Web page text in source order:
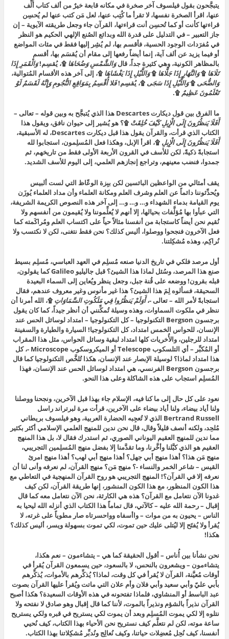
يتبجَّحون بقول فيلسوف آخر صخرة في مكانه قابعة خيرٌ من ألف كتاب أُلِّف
عنها، اقرأ الصخرة نفسها، لا تقرأ ما كُتِب عنها، لعل مَن كتب عنها لم يُحسِن
قراءتها كأنت أو كما تُحسِن أنت قراءتها، القرآن جاء وجعل طريقته الآيوية – إن
جاز التعبير – في التدليل على قدرة الله وبدائع الصُنع الإلهي الحكيم هو النظر
في مُفرَدات الوجود الحسية، فأقسم بها، لم يُشِر إليها فقط في مئات المواضع
أو فيما يزيد عن ألف آية، إنما أيضاً رفعها إلى مقام أن يُقسَم بها، أقسم
بالمظاهر الكونية، وهي كثيرة جداً، قالوَالشَّمْسِ وَضُحَاهَا ۩، يُقسِم!وَالْقَمَرِ إِذَا
تَلَاهَا ۩وَالنَّهَارِ إِذَا جَلَّاهَا ۩وَاللَّيْلِ إِذَا يَغْشَاهَا ۩، إلى آخر هذه الأقسام المُتوالية،
وَالضُّحَى ۩وَاللَّيْلِ إِذَا سَجَى ۩، يُقسِم!فَلا أُقْسِمُ بِمَوَاقِعِ النُّجُومِ وَإِنَّهُ لَقَسَمٌ لَوْ
تَعْلَمُونَ عَظِيمٌ ۩.
ما الفرق بين قول ديكارت Descartes هذا الذي يُتبجَّح به وبين قوله – تعالى –
أَفَلَا يَنظُرُونَ إِلَى الْإِبِلِ كَيْفَ خُلِقَتْ ۩؟ هو يُشير إلى حيوان نافق، ويقول هذا
الكتاب الذي قرأت، والقرآن يقول هذا قبل ديكارت Descartes، له الأسبقية،
أَفَلَا يَنظُرُونَ إِلَى الْإِبِلِ ۩، اقرأ الإبل، وهكذا فعل المُسلِمون، استجابوا لله
استجابةً ذكيةً، لكن للأسف في القرون الأربعة الأولى فقط من تاريخهم، ثم
جمدوا، فنضب معينهم، وتراجع إنجازهم العلمي، إلى اليوم للأسف الشديد.
يقف أمثالي من الواعظين البائسين لكن ببِزة الوعّاظ التي لست ألبيس
ويُحدِّثوننا دائماً عن العلم وشرف العلم ومكانة العلماء وأن مداد العلماء يُوزَن
يوم القيامة بدماء الشهداء و… و… و… إلى آخر هذه النصوص الكريمة الشريفة،
التي عبأوا بها مُؤلَّفات بحيالها، إلا أنهم لا يُعلِّموننا ولا يُقيمون من أنفسهم ولا
نُقيم نحن أيضاً كاستجابة من أنفسنا مثالاً حياً على اكتساب العلم ومُراكَمته كما
فعل الآخرون فنجحوا ووصلوا، أليس كذلك؟ نحن فقط نتغنى، لكن لا نكتسب ولا
نُراكِم، وهذه مُشكِلتنا.
أول مرصد فلكي في تاريخ الدنيا صنعه مُسلِم في العهد العباسي، مُسلِم بسيط
صنع هذا المرصد، وسُئل لماذا هذا الشيئ؟ قبل جاليليو Galileo كما يقولون،
قبله بقرون! ووضعه على قُنة جبل، وجعل ينظر ويُعاين إلى السماء البعيدة
السحيقة، فسألوه لِمَ هذا الشيئ؟ هذا غير مأنوس وغير معروف عندهم، فقال
استجابةً لأمر الله – تعالى -،أَوَلَمْ يَنظُرُوا فِي مَلَكُوتِ السَّمَاوَاتِ ۩، الله أمرنا أن
ننظر في ملكوت السماوات، وهذه وسيلة تُمكِّنني أن أنظر جيداً، كما كان يقول
برجسون Bergson التكنولوجيا – كل التكنولوجيا – امتداد لوسائل الحس عند
الإنسان، للحواس الخمس امتداد، كل التكنولوجيا! السيارة والطيارة والسفينة
امتداد للرجلين، والأُخريات كلها امتداد لبقية وسائل الحواس، مثل هذا المقراب
أو المُكبِّر – أي التلسكوب Telescope أو الميكروسكوب Microscope -، كل
هذا امتداد لماذا؟ لوسيلة الإبصار عند الإنسان، هكذا تُلخَّص التكنولوجيا كما قال
برجسون Bergson الفرنسي، هي امتداد لوسائل الحس عند الإنسان، فهذا
المُسلِم استجاب على هذه الشاكلة وعلى هذا النحو.
نعود على كل حال إلى ما كنا فيه، الإسلام جاء بهذا قبل الآخرين، ونجحنا ووصلنا
ولنا أياد بيضاء، ولنا أياد بيضاء على الآخرين، قرأت مرة لبرتراند راسل
Bertrand Russell الذي لا تُعجِبه الحضارة العربية، وهو فيلسوف بريطاني
مُلحِد، ولكنه أنصف قليلاً وقال، قال نحن ندين للمنهج العلمي الإسلامي أكثر بكثير
مما ندين للمنهج العقيم اليوناني الصوري، ثم استدرك فقال لا، بل هذا المنهج
العقيم هو الذي كبَّلنا وأخَّرنا، وما تقدَّمنا إلا بفضل منهج المُسلِمين التجريبي،
منهج مَن هذا؟ أهذا منهج أبي جهل؟ أهذا منهج أبي لهب؟ أهذا منهج امرئ
القيس – شاعر الخمر والنساء -؟ منهج مَن؟ منهج القرآن، لم نعرفه وأنى لنا أن
نعرفه إلا في القرآن؟! المنهج التجريبي هو روح القرآن المنهجية في التعاطي مع
هذا الكون المنظور، مع هذا الكون المنشور، إنها طريقة القرآن، لكن كيف
غدونا الآن نتعامل مع القرآن؟ هذه هي الكارثة، نحن الآن نتعامل معه كما قال
إقبال – رحمة الله عليه – كالآتي، قال تماماً هذا الكتاب الذي أنزله الله ليحيا به
الناس – يحيون به من موات – واأسفاه وواحسرتاه صار مطوياً على غرته، لا
يُقرأ ولا يُفتَح إلا ليُتلى عليك حين تموت، لكي تموت بسهولة ويسر، أليس كذلك؟
هكذا!
نحن نشأنا بين أُناس – أقول الحقيقة كما هي – يتشاءمون – نعم هكذا،
يتشاءمون – ويشعرون بالنحس، لا بالسعود، حين يسمعون القرآن يُقرأ في
أوقات مُعيَّنة، القرآن لا يُقرأ في كل وقت، لماذا؟ يُذكِّرهم بالأموات، يُذكِّرهم
بأبي عليّ وأبي سعيد وأبي فلان وأم علان التي ماتت ويُقرأ عليها القرآن بصوت
عبد الباسط أو المنشاوي، فلماذا تفتحونه في هذه الأوقات السعيدة؟ هكذا أصبح
القرآن نذيراً بالشؤم ونذيراً بالموت، لأننا كما قال إقبال وهو صادق لا نفتحه ولا
نتلوه إلا لكي يموت المُسلِم وبعد أن يموت لكي يستريح في قبره ولكي يستريح
ساعة موته، لكن لم نتعلَّم كيف نستريح نحن الأحياء بهذا الكتاب، كيف نُحيي
أنفسنا، كيف نُحِل مُعضِلات حياتنا، وكيف نُعالِج ونُدبِّر مُشكِلاتنا بهذا الكتاب.